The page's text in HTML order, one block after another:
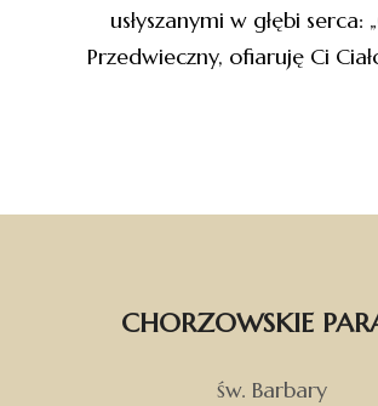
usłyszanymi w głębi serca:
Przedwieczny, ofiaruję Ci
CHORZOWSKIE
św. Barbary